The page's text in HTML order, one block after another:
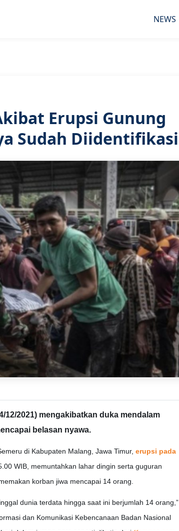
NEWS
Erupsi Gunung
Sudah Diidentifikasi
12/2021) mengakibatkan duka mendalam
belasan nyawa.
di Kabupaten Malang, Jawa Timur, erupsi pada
WIB, memuntahkan lahar dingin serta guguran
korban jiwa mencapai 14 orang.
dunia terdata hingga saat ini berjumlah 14 orang,”
dan Komunikasi Kebencanaan Badan Nasional